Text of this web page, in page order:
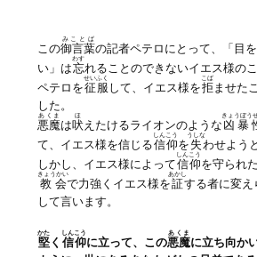
この御言葉
みことば
の記者ペテロにとって、「目
い」は忘
わす
れることのできないイエス様の
ペテロを征服
せいふく
して、イエス様を拒
こば
ませた
した。
悪魔
あくま
は吠
ほ
えたけるライオンのような 凶暴
きょうぼう
て、イエス様を信じる信仰
しんこう
を 失
うしな
わせよう
しかし、イエス様によって信仰
しんこう
を守られ
教会
きょうかい
で力強くイエス様を証
あかし
する者に変え
して言います。
堅
かた
く 信仰
しんこう
に立って、この悪魔
あくま
に立ち向か